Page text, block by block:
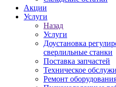
Акции
Услуги
Назад
Услуги
Доустановка
сверлильные станки
Поставка запчастей
Техническое
Ремонт